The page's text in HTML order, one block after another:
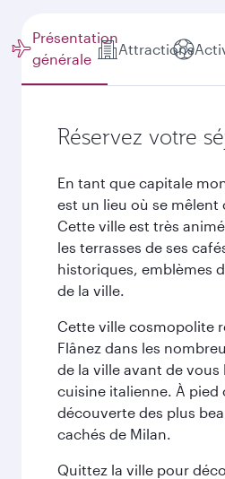
Présentation
générale
Attractions
Réservez votre
En tant que capitale
est un lieu où se
Cette ville est très
les terrasses de ses
historiques, emblèmes
de la ville.
Cette ville cosmopolite
Flânez dans les
de la ville avant de vous
cuisine italienne. À pied
découverte des plus
cachés de Milan.
Quittez la ville pour